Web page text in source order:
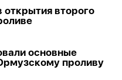
второго
основные
проливу